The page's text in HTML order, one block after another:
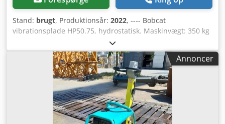
Stand: brugt, Produktionsår: 2022, ---- Bobcat
vibrationsplade HP50.75, hydrostatisk. Maskinvægt: 350 kg
Længde af bundplade: 450 mm Maskinlængde: 900 mm
Dedszkz Tkjpfx Agvjkr Maskinlængde med håndtag: 1.600
mm Maskinhøjde: 820 mm Håndtagshøjde (arbejde): 1.000
mm Håndtagshøjde (transport): 1.500 mm Maskinbredde:
450/600/750 mm Motor: Hatz Supra 1D50S Brændstof:
Diesel Motoreffekt ved omdr./min.: 7 kW ved 3200 Maks.
vibrationsfrekvens: 70 Hz Maks. centrifugalkraft: 50 kN
Stigningskapacitet: 36 % Amplitude: 1,7 mm
Annoncer